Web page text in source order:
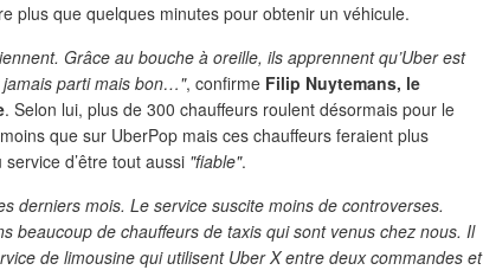
plus que quelques minutes pour obtenir un véhicule.
Grâce au bouche à oreille, ils apprennent qu’Uber est
jamais parti mais bon…", confirme Filip Nuytemans, le
. Selon lui, plus de 300 chauffeurs roulent désormais pour le
que sur UberPop mais ces chauffeurs feraient plus
d’être tout aussi "fiable".
derniers mois. Le service suscite moins de controverses.
beaucoup de chauffeurs de taxis qui sont venus chez nous. Il
de limousine qui utilisent Uber X entre deux commandes et